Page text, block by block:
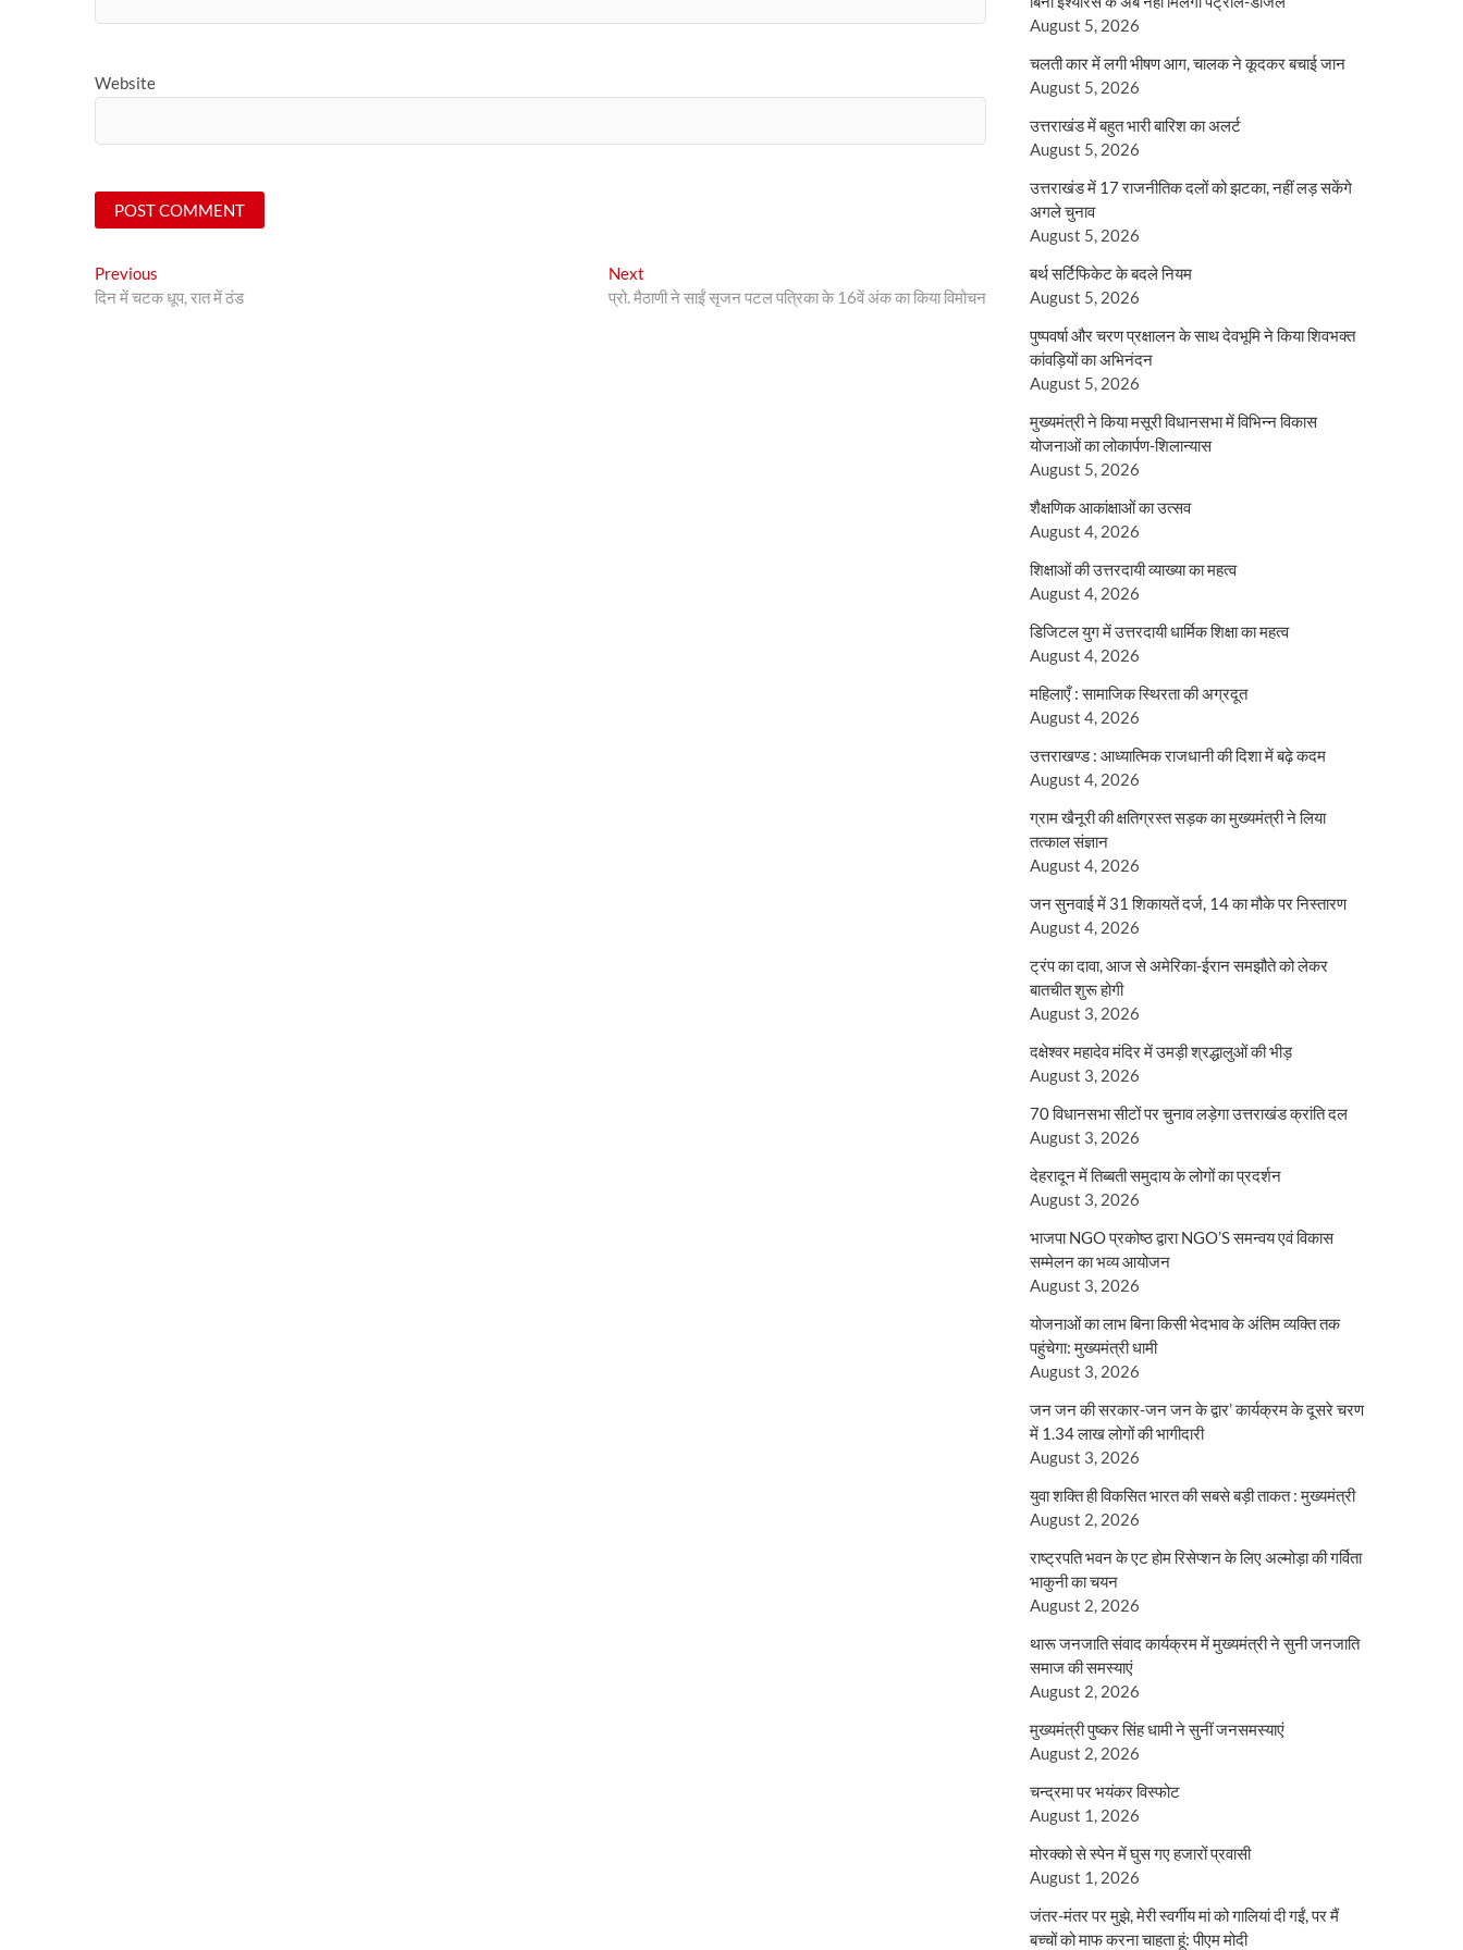
Website
Post
navigation
Previous
post:
दिन में चटक धूप, रात में ठंड
Next
post:
प्रो. मैठाणी ने साईं सृजन पटल पत्रिका के 16वें अंक का किया विमोचन
August 5, 2026
चलती कार में लगी भीषण आग, चालक ने कूदकर बचाई जान
August 5, 2026
उत्तराखंड में बहुत भारी बारिश का अलर्ट
August 5, 2026
उत्तराखंड में 17 राजनीतिक दलों को झटका, नहीं लड़ सकेंगे
अगले चुनाव
August 5, 2026
बर्थ सर्टिफिकेट के बदले नियम
August 5, 2026
पुष्पवर्षा और चरण प्रक्षालन के साथ देवभूमि ने किया शिवभक्त
कांवड़ियों का अभिनंदन
August 5, 2026
मुख्यमंत्री ने किया मसूरी विधानसभा में विभिन्न विकास
योजनाओं का लोकार्पण-शिलान्यास
August 5, 2026
शैक्षणिक आकांक्षाओं का उत्सव
August 4, 2026
शिक्षाओं की उत्तरदायी व्याख्या का महत्व
August 4, 2026
डिजिटल युग में उत्तरदायी धार्मिक शिक्षा का महत्व
August 4, 2026
महिलाएँ : सामाजिक स्थिरता की अग्रदूत
August 4, 2026
उत्तराखण्ड : आध्यात्मिक राजधानी की दिशा में बढ़े कदम
August 4, 2026
ग्राम खैनूरी की क्षतिग्रस्त सड़क का मुख्यमंत्री ने लिया
तत्काल संज्ञान
August 4, 2026
जन सुनवाई में 31 शिकायतें दर्ज, 14 का मौके पर निस्तारण
August 4, 2026
ट्रंप का दावा, आज से अमेरिका-ईरान समझौते को लेकर
बातचीत शुरू होगी
August 3, 2026
दक्षेश्वर महादेव मंदिर में उमड़ी श्रद्धालुओं की भीड़
August 3, 2026
70 विधानसभा सीटों पर चुनाव लड़ेगा उत्तराखंड क्रांति दल
August 3, 2026
देहरादून में तिब्बती समुदाय के लोगों का प्रदर्शन
August 3, 2026
भाजपा NGO प्रकोष्ठ द्वारा NGO’S समन्वय एवं विकास
सम्मेलन का भव्य आयोजन
August 3, 2026
योजनाओं का लाभ बिना किसी भेदभाव के अंतिम व्यक्ति तक
पहुंचेगा: मुख्यमंत्री धामी
August 3, 2026
जन जन की सरकार-जन जन के द्वार’ कार्यक्रम के दूसरे चरण
में 1.34 लाख लोगों की भागीदारी
August 3, 2026
युवा शक्ति ही विकसित भारत की सबसे बड़ी ताकत : मुख्यमंत्री
August 2, 2026
राष्ट्रपति भवन के एट होम रिसेप्शन के लिए अल्मोड़ा की गर्विता
भाकुनी का चयन
August 2, 2026
थारू जनजाति संवाद कार्यक्रम में मुख्यमंत्री ने सुनी जनजाति
समाज की समस्याएं
August 2, 2026
मुख्यमंत्री पुष्कर सिंह धामी ने सुनीं जनसमस्याएं
August 2, 2026
चन्द्रमा पर भयंकर विस्फोट
August 1, 2026
मोरक्को से स्पेन में घुस गए हजारों प्रवासी
August 1, 2026
जंतर-मंतर पर मुझे, मेरी स्वर्गीय मां को गालियां दी गईं, पर मैं
बच्चों को माफ करना चाहता हूं: पीएम मोदी